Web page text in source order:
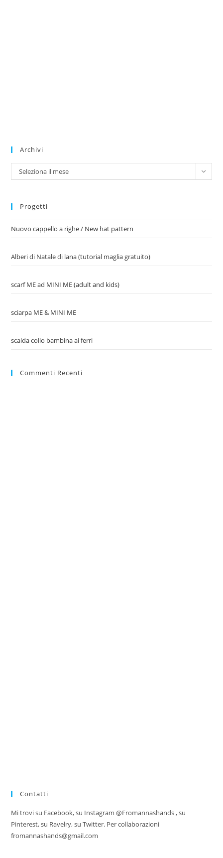
Archivi
Archivi
Seleziona il mese
Progetti
Nuovo cappello a righe / New hat pattern
Alberi di Natale di lana (tutorial maglia gratuito)
scarf ME ad MINI ME (adult and kids)
sciarpa ME & MINI ME
scalda collo bambina ai ferri
Commenti Recenti
Contatti
Mi trovi su Facebook, su Instagram @Fromannashands , su
Pinterest, su Ravelry, su Twitter. Per collaborazioni
fromannashands@gmail.com